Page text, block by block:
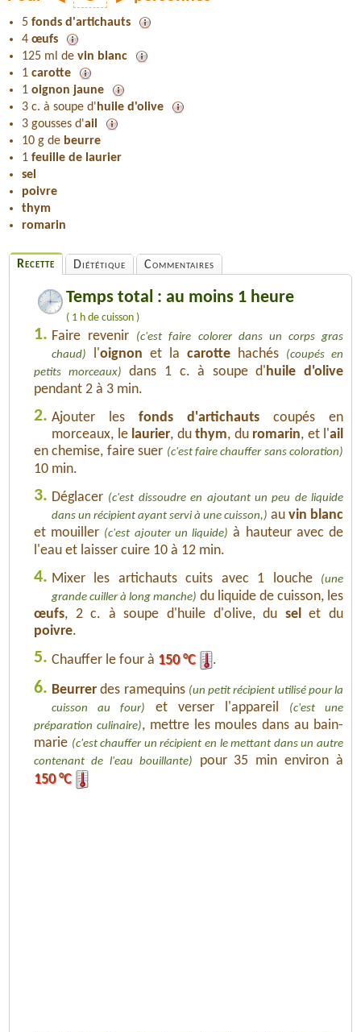
5 fonds d'artichauts
4 œufs
125 ml de vin blanc
1 carotte
1 oignon jaune
3 c. à soupe d' huile d'olive
3 gousses d'ail
10 g de beurre
1 feuille de laurier
sel
poivre
thym
romarin
Recette Diététique Commentaires
Temps total : au moins 1 heure
( 1 h de cuisson )
1. Faire revenir
(c'est faire colorer dans un corps gras
chaud)
l'oignon et la carotte hachés
(coupés en
petits morceaux)
dans 1 c. à soupe d' huile d'olive
pendant 2 à 3 min.
2. Ajouter les fonds d'artichauts coupés en
morceaux, le laurier, du thym, du romarin, et l'ail
en chemise, faire suer (c'est faire chauffer sans coloration)
10 min.
3. Déglacer (c'est dissoudre en ajoutant un peu de liquide
dans un récipient ayant servi à une cuisson,) au vin blanc
et mouiller (c'est ajouter un liquide) à hauteur avec de
l'eau et laisser cuire 10 à 12 min.
4. Mixer les artichauts cuits avec 1 louche
(une
grande cuiller à long manche) du liquide de cuisson, les
œufs, 2 c. à soupe d'huile d'olive, du sel
et du
poivre.
5. Chauffer le four à 150 °C .
6. Beurrer des ramequins (un petit récipient utilisé pour la
cuisson au four)
et verser l'appareil
(c'est une
préparation culinaire), mettre les moules dans au bain-
marie (c'est chauffer un récipient en le mettant dans un autre
contenant de l'eau bouillante)
pour 35 min environ à
150 °C